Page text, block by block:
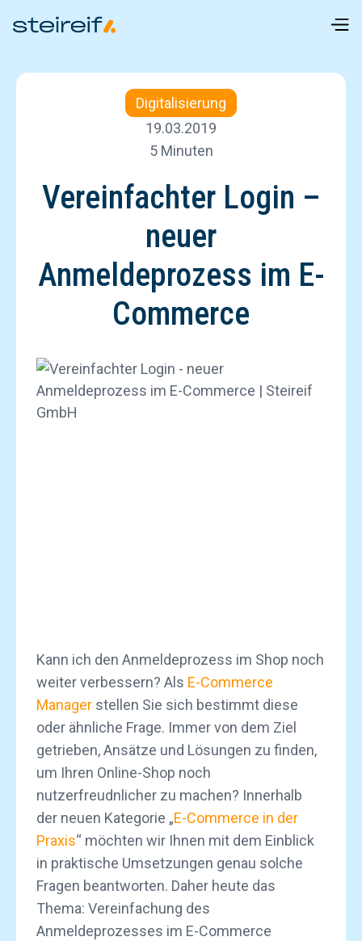
Digitalisierung
19.03.2019
5 Minuten
Vereinfachter Login –
neuer
Anmeldeprozess im E-
Commerce
Kann ich den Anmeldeprozess im Shop noch
weiter verbessern? Als E-Commerce
Manager stellen Sie sich bestimmt diese
oder ähnliche Frage. Immer von dem Ziel
getrieben, Ansätze und Lösungen zu finden,
um Ihren Online-Shop noch
nutzerfreudnlicher zu machen? Innerhalb
der neuen Kategorie „E-Commerce in der
Praxis“ möchten wir Ihnen mit dem Einblick
in praktische Umsetzungen genau solche
Fragen beantworten. Daher heute das
Thema: Vereinfachung des
Anmeldeprozesses im E-Commerce